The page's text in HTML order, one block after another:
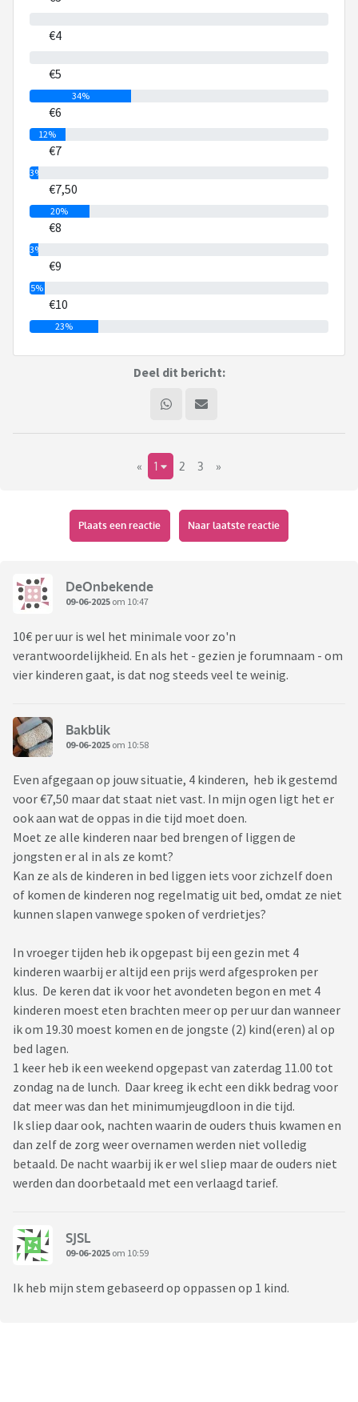
€4
€5
34%
€6
12%
€7
3%
€7,50
20%
€8
3%
€9
5%
€10
23%
Deel dit bericht:
« 1 2 3 »
Plaats een reactie Naar laatste reactie
DeOnbekende
09-06-2025 om 10:47
10€ per uur is wel het minimale voor zo'n
verantwoordelijkheid. En als het - gezien je forumnaam - om
vier kinderen gaat, is dat nog steeds veel te weinig.
Bakblik
09-06-2025 om 10:58
Even afgegaan op jouw situatie, 4 kinderen, heb ik gestemd
voor €7,50 maar dat staat niet vast. In mijn ogen ligt het er
ook aan wat de oppas in die tijd moet doen.
Moet ze alle kinderen naar bed brengen of liggen de
jongsten er al in als ze komt?
Kan ze als de kinderen in bed liggen iets voor zichzelf doen
of komen de kinderen nog regelmatig uit bed, omdat ze niet
kunnen slapen vanwege spoken of verdrietjes?
In vroeger tijden heb ik opgepast bij een gezin met 4
kinderen waarbij er altijd een prijs werd afgesproken per
klus. De keren dat ik voor het avondeten begon en met 4
kinderen moest eten brachten meer op per uur dan wanneer
ik om 19.30 moest komen en de jongste (2) kind(eren) al op
bed lagen.
1 keer heb ik een weekend opgepast van zaterdag 11.00 tot
zondag na de lunch. Daar kreeg ik echt een dikk bedrag voor
dat meer was dan het minimumjeugdloon in die tijd.
Ik sliep daar ook, nachten waarin de ouders thuis kwamen en
dan zelf de zorg weer overnamen werden niet volledig
betaald. De nacht waarbij ik er wel sliep maar de ouders niet
werden dan doorbetaald met een verlaagd tarief.
SJSL
09-06-2025 om 10:59
Ik heb mijn stem gebaseerd op oppassen op 1 kind.